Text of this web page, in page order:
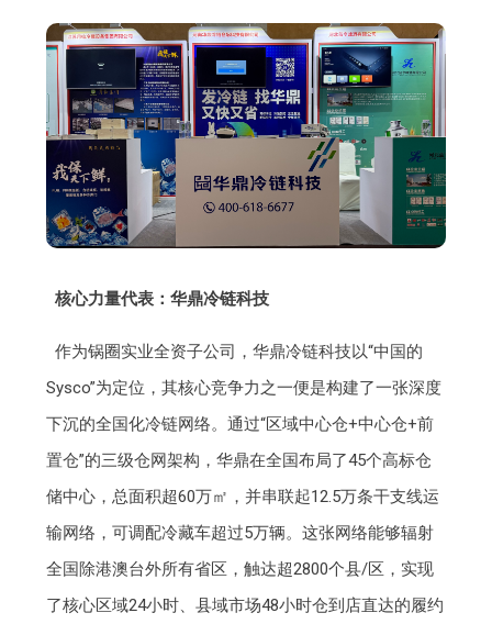
核心力量代表：华鼎冷链科技
作为锅圈实业全资子公司，华鼎冷链科技以“中国的
Sysco”为定位，其核心竞争力之一便是构建了一张深度
下沉的全国化冷链网络。通过“区域中心仓+中心仓+前
置仓”的三级仓网架构，华鼎在全国布局了45个高标仓
储中心，总面积超60万㎡，并串联起12.5万条干支线运
输网络，可调配冷藏车超过5万辆。这张网络能够辐射
全国除港澳台外所有省区，触达超2800个县/区，实现
了核心区域24小时、县域市场48小时仓到店直达的履约